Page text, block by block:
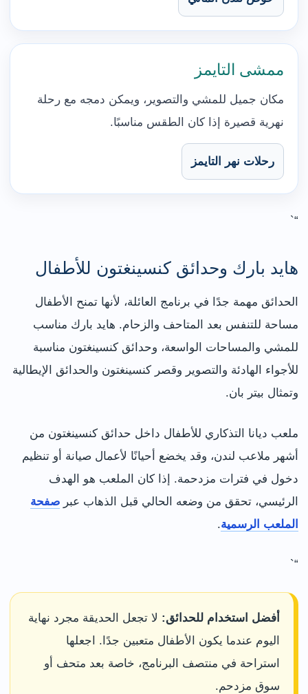
ممشى التايمز
مكان جميل للمشي والتصوير، ويمكن دمجه مع رحلة
نهرية قصيرة إذا كان الطقس مناسبًا.
رحلات نهر التايمز
“`
هايد بارك وحدائق كنسينغتون للأطفال
الحدائق مهمة جدًا في برنامج العائلة، لأنها تمنح الأطفال
مساحة للتنفس بعد المتاحف والزحام. هايد بارك مناسب
للمشي والمساحات الواسعة، وحدائق كنسينغتون مناسبة
للأجواء الهادئة والتصوير وقصر كنسينغتون والحدائق الإيطالية
وتمثال بيتر بان.
ملعب ديانا التذكاري للأطفال داخل حدائق كنسينغتون من
أشهر ملاعب لندن، وقد يخضع أحيانًا لأعمال صيانة أو تنظيم
دخول في فترات مزدحمة. إذا كان الملعب هو الهدف
الرئيسي، تحقق من وضعه الحالي قبل الذهاب عبر صفحة
الملعب الرسمية.
“`
أفضل استخدام للحدائق: لا تجعل الحديقة مجرد نهاية
اليوم عندما يكون الأطفال متعبين جدًا. اجعلها
استراحة في منتصف البرنامج، خاصة بعد متحف أو
سوق مزدحم.